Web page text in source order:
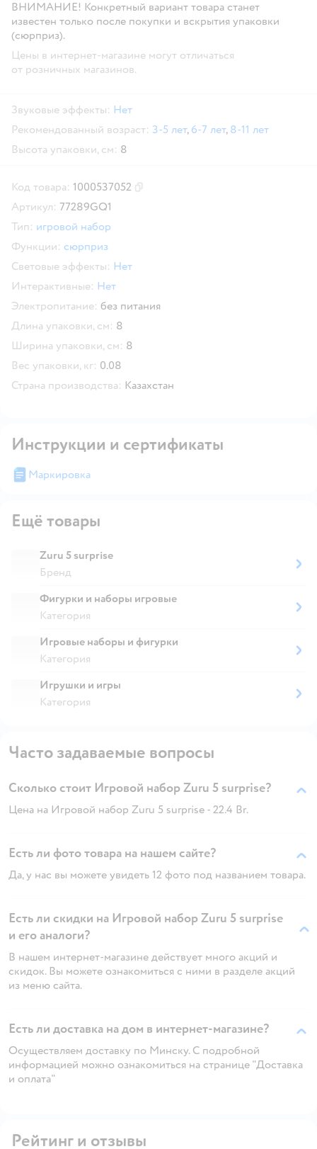
ВНИМАНИЕ! Конкретный вариант товара станет
известен только после покупки и вскрытия упаковки
(сюрприз).
Цены в интернет-магазине могут отличаться
от розничных магазинов.
Звуковые эффекты: Нет
Рекомендованный возраст: 3-5 лет, 6-7 лет, 8-11 лет
Высота упаковки, см: 8
Код товара: 1000537052
Артикул: 77289GQ1
Тип: игровой набор
Функции: сюрприз
Световые эффекты: Нет
Интерактивные: Нет
Электропитание: без питания
Длина упаковки, см: 8
Ширина упаковки, см: 8
Вес упаковки, кг: 0.08
Страна производства: Казахстан
Инструкции и сертификаты
Маркировка
Ещё товары
Zuru 5 surprise
Бренд
Фигурки и наборы игровые
Категория
Игровые наборы и фигурки
Категория
Игрушки и игры
Категория
Часто задаваемые вопросы
Сколько стоит Игровой набор Zuru 5 surprise?
Цена на Игровой набор Zuru 5 surprise - 22.4 Br.
Есть ли фото товара на нашем сайте?
Да, у нас вы можете увидеть 12 фото под названием товара.
Есть ли скидки на Игровой набор Zuru 5 surprise
и его аналоги?
В нашем интернет-магазине действует много акций и
скидок. Вы можете ознакомиться с ними в разделе акций
из меню сайта.
Есть ли доставка на дом в интернет-магазине?
Осуществляем доставку по Минску. С подробной
информацией можно ознакомиться на странице "Доставка
и оплата"
Рейтинг и отзывы